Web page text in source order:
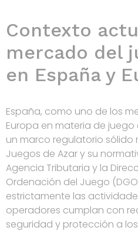
Contexto
mercado del
en España y
España, como uno de los
Europa en materia de
un marco regulatorio sólido
Juegos de Azar y su
Agencia Tributaria y la
Ordenación del Juego
estrictamente las
operadores cumplan con
seguridad y protección a